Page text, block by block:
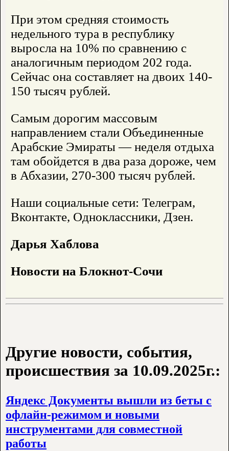
При этом средняя стоимость
недельного тура в республику
выросла на 10% по сравнению с
аналогичным периодом 202 года.
Сейчас она составляет на двоих 140-
150 тысяч рублей.
Самым дорогим массовым
направлением стали Объединенные
Арабские Эмираты — неделя отдыха
там обойдется в два раза дороже, чем
в Абхазии, 270-300 тысяч рублей.
Наши социальные сети: Телеграм,
Вконтакте, Одноклассники, Дзен.
Дарья Хаблова
Новости на Блoкнoт-Сочи
Другие новости, события,
происшествия за 10.09.2025г.:
Яндекс Документы вышли из беты с
офлайн-режимом и новыми
инструментами для совместной
работы